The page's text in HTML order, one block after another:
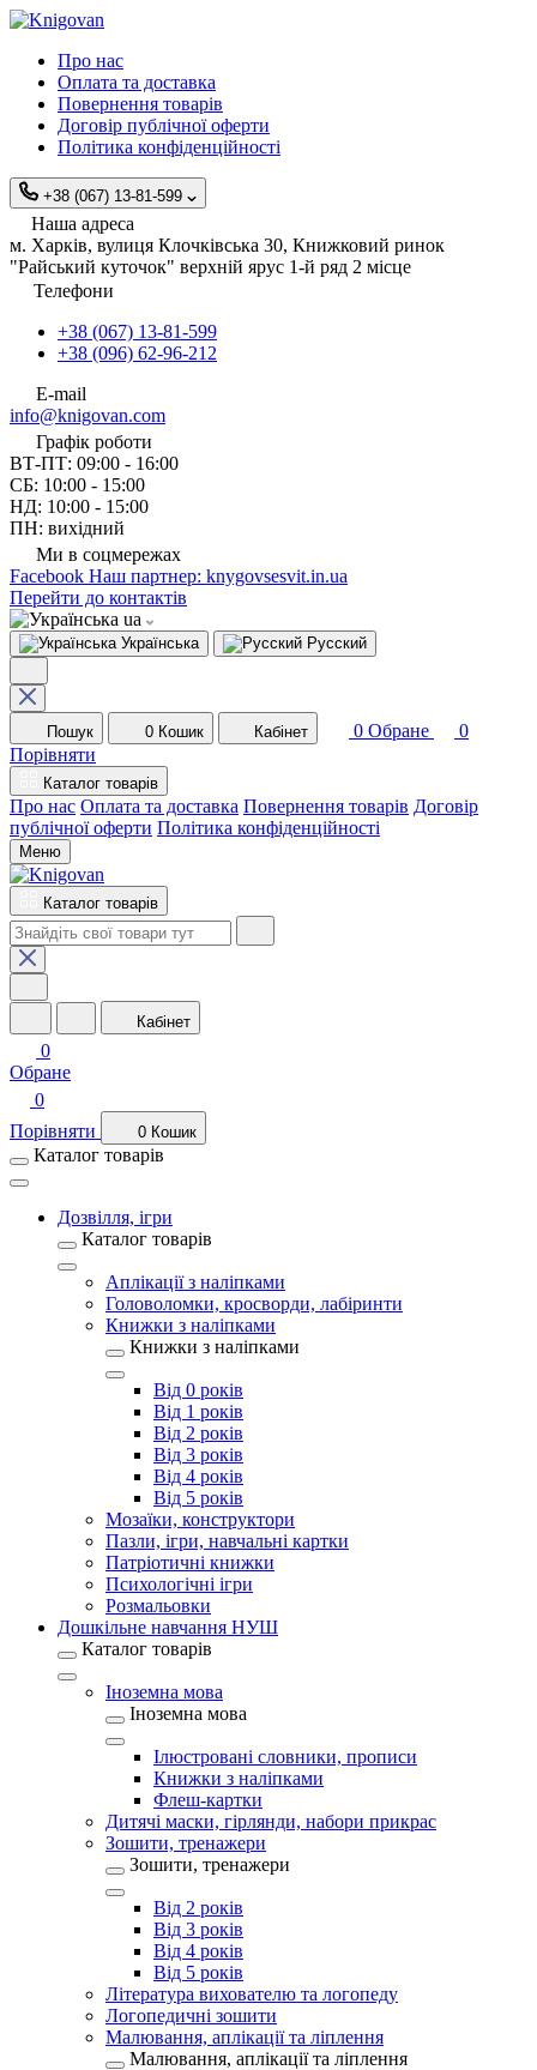
Про нас
Оплата та доставка
Повернення товарів
Договір публічної оферти
Політика конфіденційності
+38 (067) 13-81-599
Наша адреса
м. Харків, вулиця Клочківська 30, Книжковий ринок
"Райський куточок" верхній ярус 1-й ряд 2 місце
Телефони
+38 (067) 13-81-599
+38 (096) 62-96-212
E-mail
info@knigovan.com
Графік роботи
ВТ-ПТ: 09:00 - 16:00
СБ: 10:00 - 15:00
НД: 10:00 - 15:00
ПН: вихідний
Ми в соцмережах
Facebook Наш партнер: knygovsesvit.in.ua
Перейти до контактів
ua
Українська Русский
Пошук 0 Кошик Кабінет 0 Обране
0
Порівняти
Каталог товарів
Про нас Оплата та доставка Повернення товарів Договір
публічної оферти Політика конфіденційності
Меню
Каталог товарів
Кабінет
0
Обране
0
Порівняти
0 Кошик
Каталог товарів
Дозвілля, ігри
Каталог товарів
Аплікації з наліпками
Головоломки, кросворди, лабіринти
Книжки з наліпками
Книжки з наліпками
Від 0 років
Від 1 років
Від 2 років
Від 3 років
Від 4 років
Від 5 років
Мозаїки, конструктори
Пазли, ігри, навчальні картки
Патріотичні книжки
Психологічні ігри
Розмальовки
Дошкільне навчання НУШ
Каталог товарів
Іноземна мова
Іноземна мова
Ілюстровані словники, прописи
Книжки з наліпками
Флеш-картки
Дитячі маски, гірлянди, набори прикрас
Зошити, тренажери
Зошити, тренажери
Від 2 років
Від 3 років
Від 4 років
Від 5 років
Література вихователю та логопеду
Логопедичні зошити
Малювання, аплікації та ліплення
Малювання, аплікації та ліплення